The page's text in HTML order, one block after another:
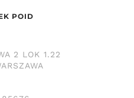
POID
2 LOK 1.22